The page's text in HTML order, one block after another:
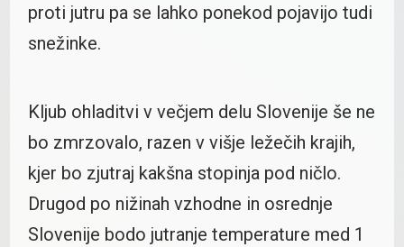
proti jutru pa se lahko ponekod pojavijo tudi
snežinke.
Kljub ohladitvi v večjem delu Slovenije še ne
bo zmrzovalo, razen v višje ležečih krajih,
kjer bo zjutraj kakšna stopinja pod ničlo.
Drugod po nižinah vzhodne in osrednje
Slovenije bodo jutranje temperature med 1